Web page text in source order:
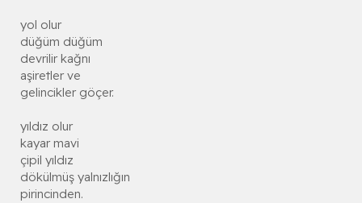
yol olur
düğüm düğüm
devrilir kağnı
aşiretler ve
gelincikler göçer.
yıldız olur
kayar mavi
çipil yıldız
dökülmüş yalnızlığın
pirincinden.